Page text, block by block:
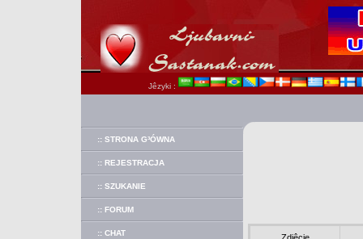
Jêzyki :
:: STRONA G³ÓWNA
:: REJESTRACJA
:: SZUKANIE
:: FORUM
:: CHAT